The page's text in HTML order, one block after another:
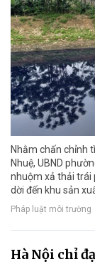
Nhằm chấn chỉnh
Nhuệ, UBND
nhuộm xả thải trái
dời đến khu sản
Pháp luật môi trường
Hà Nội chỉ